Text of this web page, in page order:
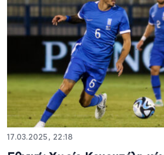
17.03.2025, 22:18